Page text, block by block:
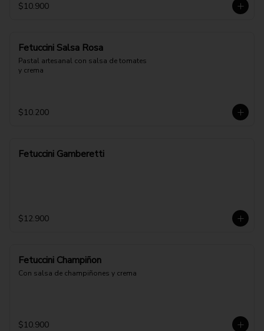
$10.900
Fetuccini Salsa Rosa
Pastal artesanal con salsa de tomates
y crema
$10.200
Fetuccini Gamberetti
$12.900
Fetuccini Champiñon
Con salsa de champiñones y crema
$10.900